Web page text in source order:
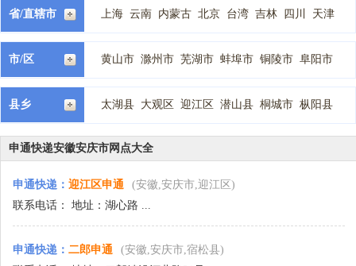
天地华宇 (7)
速尔快递(6)
宅急送快递(19)
德邦物流(11) 顺丰快递(1) 天天快递(13)
百世汇通快递(14) 申通快递(9)
圆通快递(10)
百世快运(9)
省/直辖市 上海 云南 内蒙古 北京 台湾 吉林 四川
天津
宁夏 安徽 山东 山西 广东 广西 新疆 江苏 江西
河北
河南 浙江 海南 湖北 湖南 甘肃 福建 西藏
市/区 黄山市 滁州市 芜湖市 蚌埠市 铜陵市 阜阳市
马鞍山市 淮南市 淮北市 宣城市 宿州市 池州市
安庆市
亳州市 六安市 合肥市
县乡 太湖县 大观区 迎江区 潜山县 桐城市 枞阳县
望江县 怀宁县 岳西县 宿松县 宜秀区
申通快递安徽安庆市网点大全
申通快递 ： 迎江区申通
(安徽,安庆市,迎江区)
联系电话： 地址：湖心路 ...
申通快递 ： 二郎申通
(安徽,安庆市,宿松县)